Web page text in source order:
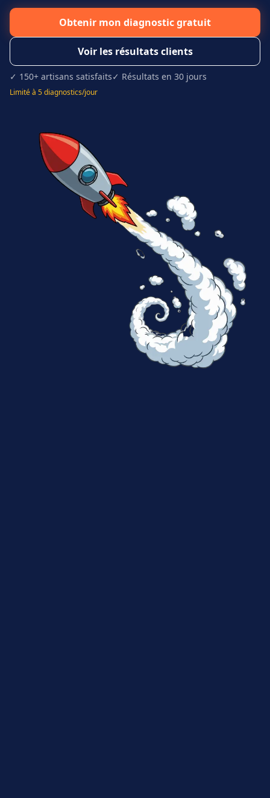
Obtenir mon diagnostic gratuit
Voir les résultats clients
✓ 150+ artisans satisfaits✓ Résultats en 30 jours
Limité à 5 diagnostics/jour